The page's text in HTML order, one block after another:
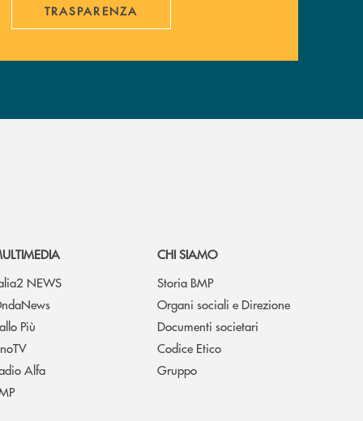
TRASPARENZA
NEWS
Più
Alfa
CHI SIAMO
Storia BMP
Organi sociali e Direzione
Documenti societari
Codice Etico
Gruppo